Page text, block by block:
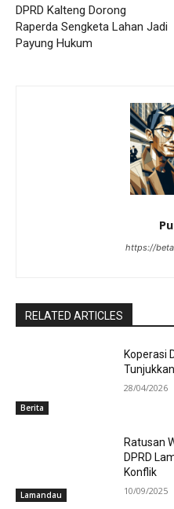
DPRD Kalteng Dorong
Raperda Sengketa Lahan Jadi
Payung Hukum
https://
RELATED ARTICLES
Berita
Koperasi
28/04/2026
Lamandau
Ratusan
DPRD
Konflik
10/09/2025